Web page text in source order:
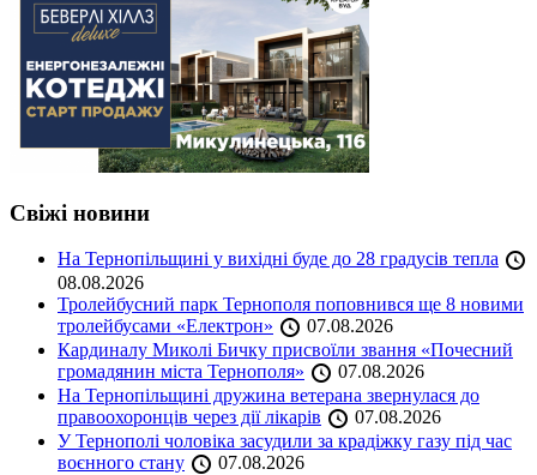
Свіжі новини
На Тернопільщині у вихідні буде до 28 градусів тепла
08.08.2026
Тролейбусний парк Тернополя поповнився ще 8 новими
тролейбусами «Електрон»
07.08.2026
Кардиналу Миколі Бичку присвоїли звання «Почесний
громадянин міста Тернополя»
07.08.2026
На Тернопільщині дружина ветерана звернулася до
правоохоронців через дії лікарів
07.08.2026
У Тернополі чоловіка засудили за крадіжку газу під час
воєнного стану
07.08.2026